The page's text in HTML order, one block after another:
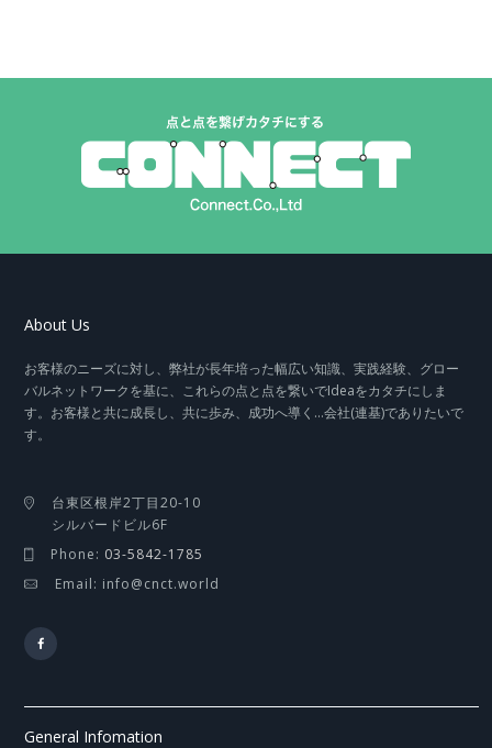
About Us
お客様のニーズに対し、弊社が長年培った幅広い知識、実践経験、グロー
バルネットワークを基に、これらの点と点を繋いでIdeaをカタチにしま
す。お客様と共に成長し、共に歩み、成功へ導く…会社(連基)でありたいで
す。
台東区根岸2丁目20-10
シルバードビル6F
Phone: 03-5842-1785
Email: info@cnct.world
General Infomation